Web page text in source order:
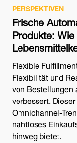
PERSPEKTIVEN
Frische
Produkte:
Flexible
Flexibilität und
von Bestellungen
verbessert.
Omnichannel-
nahtloses
hinweg bietet.